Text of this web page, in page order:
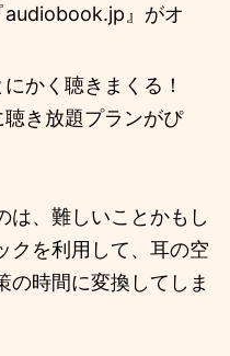
audiobook.jp』がオ
かく聴きまくる！
き放題プランがぴ
は、難しいことかもし
クを利用して、耳の空
の時間に変換してしま